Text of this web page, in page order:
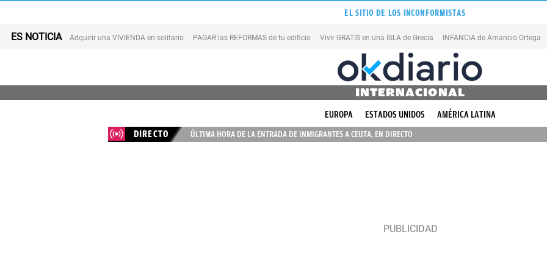
EL SITIO DE LOS INCONFORMISTAS
ES NOTICIA Adquirir una VIVIENDA en solitario PAGAR las REFORMAS de tu edificio Vivir GRATIS en una ISLA de Grecia INFANCIA de Amancio Ortega
INTERNACIONAL
EUROPA ESTADOS UNIDOS
AMÉRICA LATINA
DIRECTO
ÚLTIMA HORA DE LA ENTRADA DE INMIGRANTES A CEUTA, EN DIRECTO